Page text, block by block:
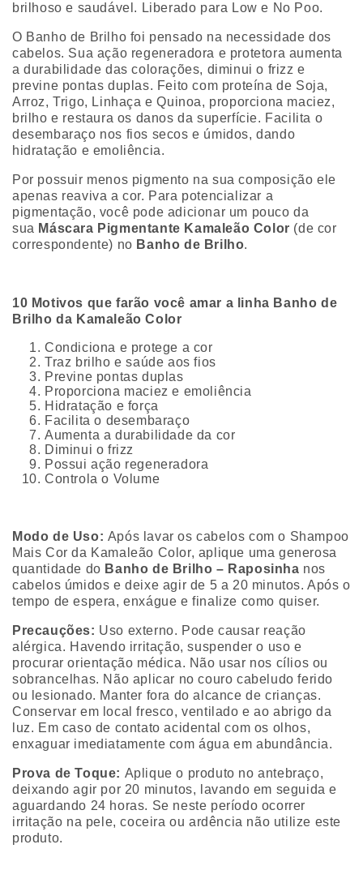
brilhoso e saudável. Liberado para Low e No Poo.
O Banho de Brilho foi pensado na necessidade dos
cabelos. Sua ação regeneradora e protetora aumenta
a durabilidade das colorações, diminui o frizz e
previne pontas duplas. Feito com proteína de Soja,
Arroz, Trigo, Linhaça e Quinoa, proporciona maciez,
brilho e restaura os danos da superfície. Facilita o
desembaraço nos fios secos e úmidos, dando
hidratação e emoliência.
Por possuir menos pigmento na sua composição ele
apenas reaviva a cor. Para potencializar a
pigmentação, você pode adicionar um pouco da
sua Máscara Pigmentante Kamaleão Color (de cor
correspondente) no Banho de Brilho.
10 Motivos que farão você amar a linha Banho de
Brilho da Kamaleão Color
Condiciona e protege a cor
Traz brilho e saúde aos fios
Previne pontas duplas
Proporciona maciez e emoliência
Hidratação e força
Facilita o desembaraço
Aumenta a durabilidade da cor
Diminui o frizz
Possui ação regeneradora
Controla o Volume
Modo de Uso: Após lavar os cabelos com o Shampoo
Mais Cor da Kamaleão Color, aplique uma generosa
quantidade do Banho de Brilho – Raposinha nos
cabelos úmidos e deixe agir de 5 a 20 minutos. Após o
tempo de espera, enxágue e finalize como quiser.
Precauções: Uso externo. Pode causar reação
alérgica. Havendo irritação, suspender o uso e
procurar orientação médica. Não usar nos cílios ou
sobrancelhas. Não aplicar no couro cabeludo ferido
ou lesionado. Manter fora do alcance de crianças.
Conservar em local fresco, ventilado e ao abrigo da
luz. Em caso de contato acidental com os olhos,
enxaguar imediatamente com água em abundância.
Prova de Toque: Aplique o produto no antebraço,
deixando agir por 20 minutos, lavando em seguida e
aguardando 24 horas. Se neste período ocorrer
irritação na pele, coceira ou ardência não utilize este
produto.